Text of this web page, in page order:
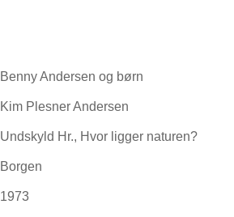
Benny Andersen og børn
Kim Plesner Andersen
Undskyld Hr., Hvor ligger naturen?
Borgen
1973